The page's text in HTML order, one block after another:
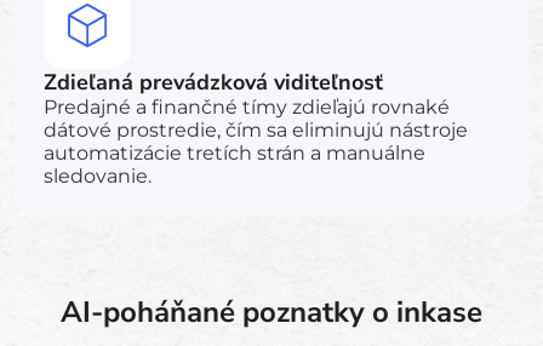
Zdieľaná prevádzková viditeľnosť
Predajné a finančné tímy zdieľajú rovnaké
dátové prostredie, čím sa eliminujú nástroje
automatizácie tretích strán a manuálne
sledovanie.
AI-poháňané poznatky o inkase